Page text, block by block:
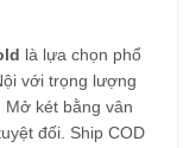
là lựa chọn phổ
với trọng lượng
két bằng vân
đối. Ship COD